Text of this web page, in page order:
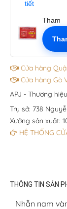
tiết
Tham
Cửa hàng
Cửa hàng Gò
APJ - Thương
Trụ sở: 738
Xưởng sản xuất:
HỆ THỐNG
THÔNG TIN SẢN
Nhẫn nam